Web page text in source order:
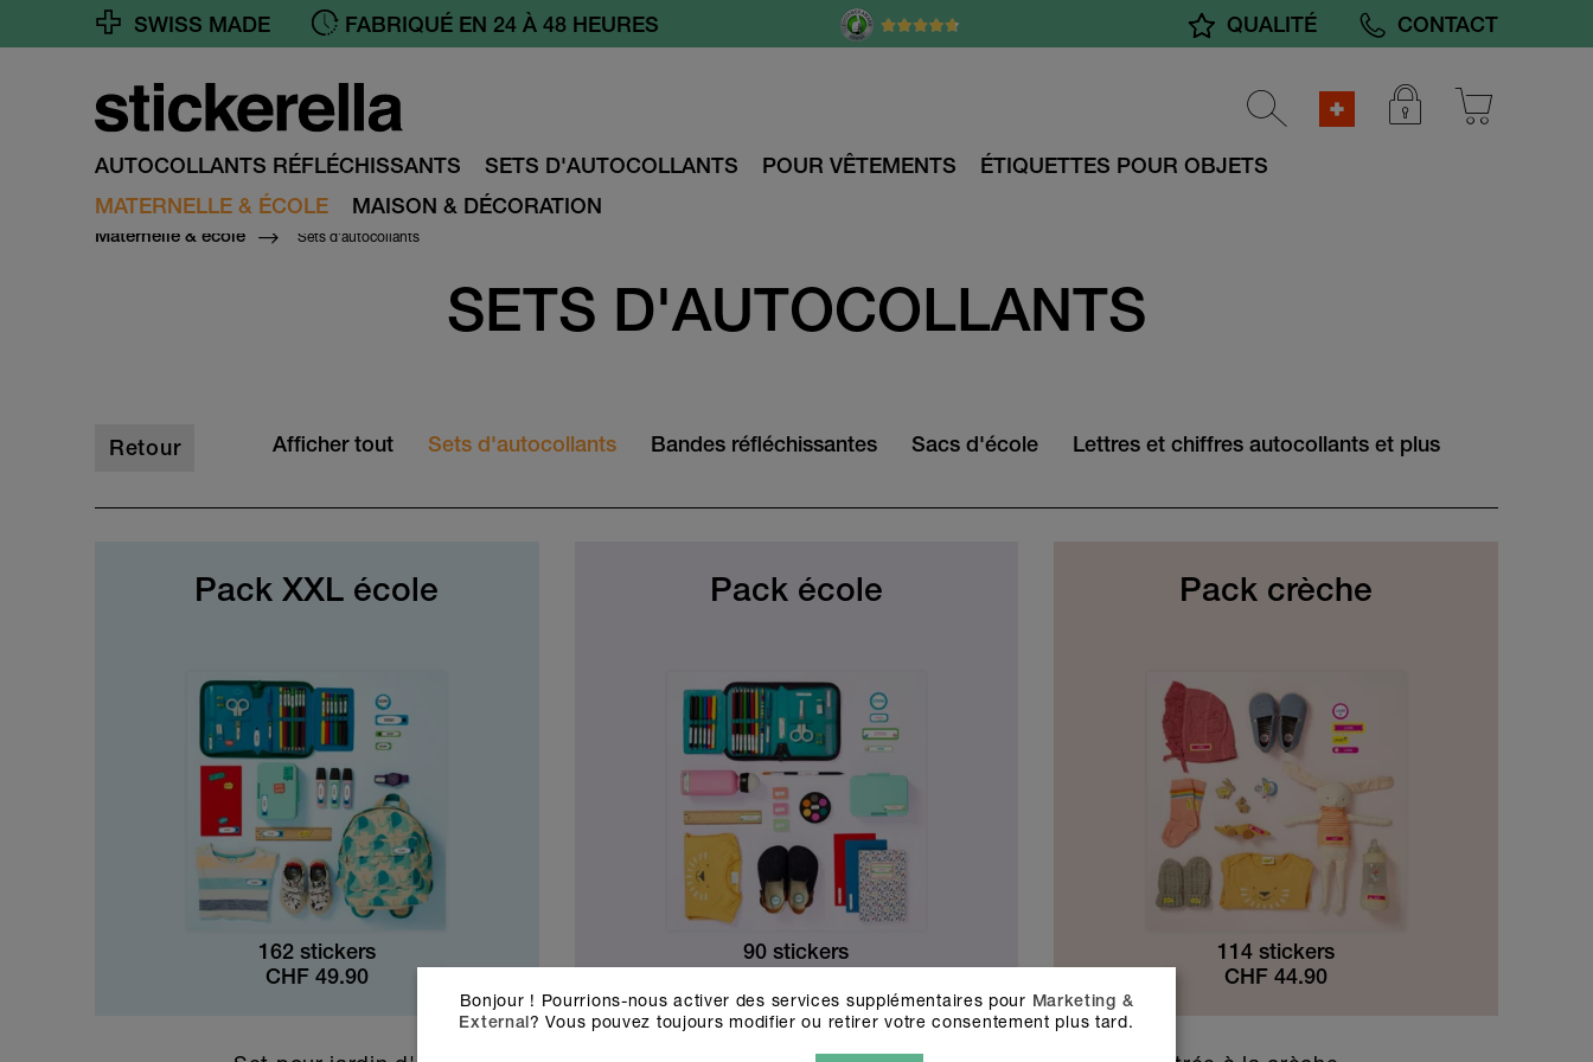
AUTOCOLLANTS RÉFLÉCHISSANTS SETS D'AUTOCOLLANTS POUR VÊTEMENTS
ÉTIQUETTES POUR OBJETS
MATERNELLE & ÉCOLE
MAISON & DÉCORATION
SWISS MADE FABRIQUÉ EN 24 À 48 HEURES QUALITÉ CONTACT
Maternelle & école Sets d'autocollants
SETS D'AUTOCOLLANTS
Retour Afficher tout Sets d'autocollants Bandes réfléchissantes Sacs d'école Lettres et chiffres autocollants et plus
Pack XXL école
162 stickers
CHF 49.90
Pack école
90 stickers
Pack crèche
114 stickers
CHF 44.90
Bonjour ! Pourrions-nous activer des services supplémentaires pour Marketing &
External? Vous pouvez toujours modifier ou retirer votre consentement plus tard.